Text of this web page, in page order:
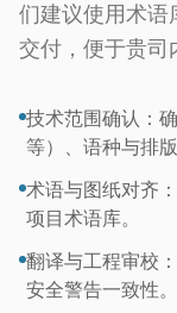
们建议使用术语
交付，便于贵司
技术范围确认：
等）、语种与排
术语与图纸对齐
项目术语库。
翻译与工程审校
安全警告一致性。